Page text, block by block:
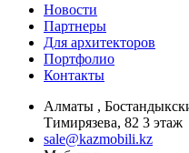
Новости
Партнеры
Для архитекторов
Портфолио
Контакты
Алматы ,
Тимирязева, 82 3 этаж
sale@kazmobili.kz